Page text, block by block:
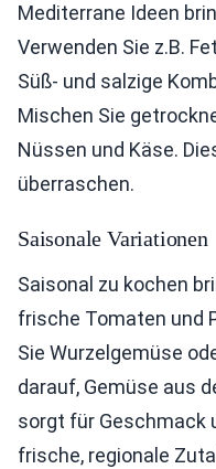
Mediterrane Ideen
Verwenden Sie z.B.
Süß- und salzige
Mischen Sie
Nüssen und Käse.
überraschen.
Saisonale Variationen
Saisonal zu kochen
frische Tomaten und
Sie Wurzelgemüse
darauf, Gemüse aus
sorgt für Geschmack
frische, regionale